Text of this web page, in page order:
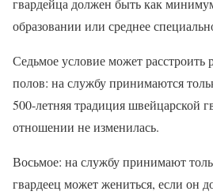
образовании или среднее
Седьмое условие может расстроить
полов: на службу принимаются
500-летняя традиция швейцарской
отношении не изменилась.
Восьмое: на службу принимают
гвардеец может жениться, если он